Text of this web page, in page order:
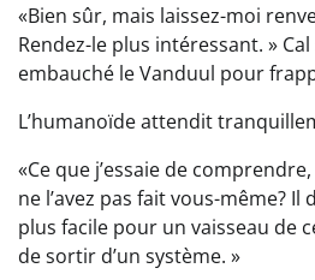
«Bien sûr, mais laissez-moi
Rendez-le plus intéressant. »
embauché le Vanduul pour
L’humanoïde attendit
«Ce que j’essaie de
ne l’avez pas fait vous-même?
plus facile pour un vaisseau de
de sortir d’un système. »